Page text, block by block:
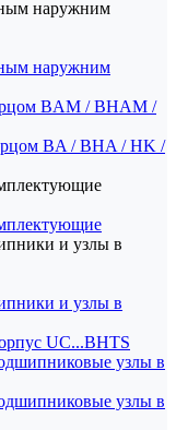
наружним
наружним
BAM / BHAM /
BA / BHA / HK /
и узлы в
и узлы в
UC...BHTS
узлы в
узлы в